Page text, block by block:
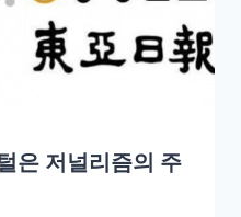
은 저널리즘의 주